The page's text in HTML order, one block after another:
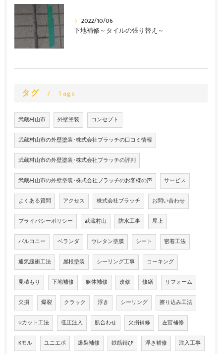
2022/10/06
下地補修～タイルの張り替え～
タグ Tags
武蔵村山市 外壁塗装 コンセプト
武蔵村山市の外壁塗装･株式会社ブラッチの口コミ情報
武蔵村山市の外壁塗装･株式会社ブラッチの評判
武蔵村山市の外壁塗装･株式会社ブラッチのお客様の声 サービス
よくある質問 アクセス 株式会社ブラッチ お問い合わせ
プライバシーポリシー 武蔵村山 防水工事 屋上
バルコニー ベランダ ウレタン塗膜 シート 密着工法
通気緩衝工法 屋根塗装 シーリング工事 コーキング
見積もり 下地補修 躯体補修 改修 修繕 リフォーム
欠損 爆裂 クラック 浮き シーリング 擦り込み工法
Uカット工法 低圧注入 肌合わせ 欠損補修 左官補修
Kモル ユニエポ 爆裂補修 鉄筋錆び 浮き補修 注入工事